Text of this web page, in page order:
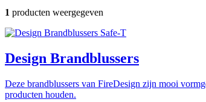
1 producten weergegeven
Safe-T
Design Brandblussers
Deze brandblussers van FireDesign zijn mooi
producten houden.